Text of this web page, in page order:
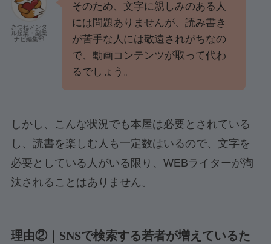
きつねメンタ
ル起業・副業
ナビ編集部
そのため、文字に親しみのある人
には問題ありませんが、読み書き
が苦手な人には敬遠されがちなの
で、動画コンテンツが取って代わ
るでしょう。
しかし、こんな状況でも本屋は必要とされている
し、読書を楽しむ人も一定数はいるので、文字を
必要としている人がいる限り、WEBライターが淘
汰されることはありません。
理由②｜SNSで検索する若者が増えているた